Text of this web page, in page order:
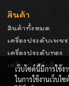
สินค้า
สินค้าทั้งหมด
เครื่องประดับเพชร
เครื่องประดับทอง
เครื่องประดับอื่นๆ
เว็บไซต์นี้มีการใช้
ในการใช้งานเว็บไ